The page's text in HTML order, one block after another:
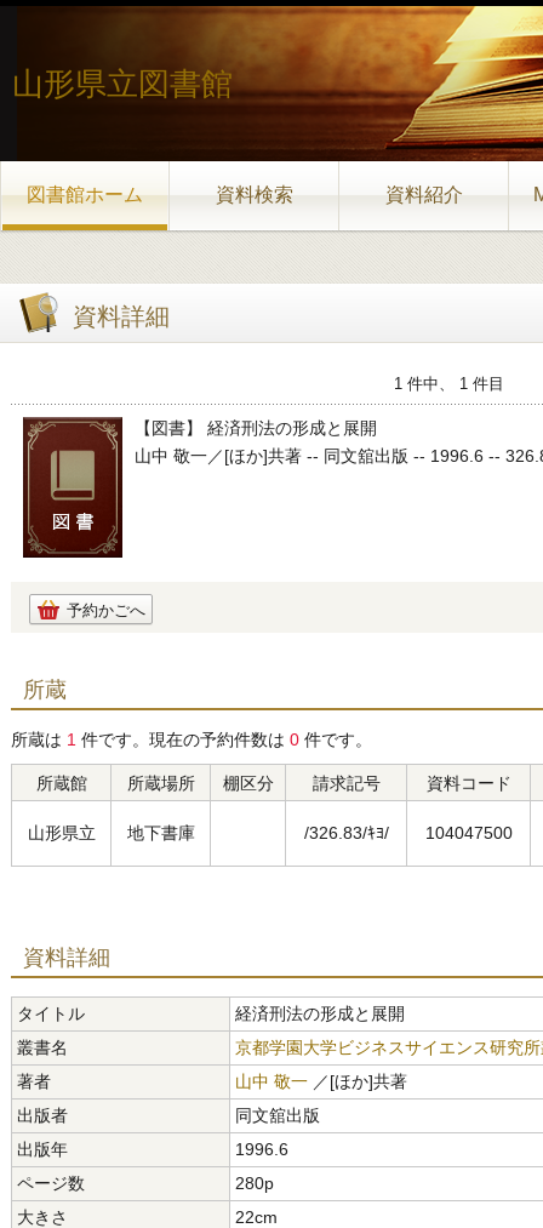
山形県立図書館
図書館ホーム 資料検索 資料紹介
資料詳細
1 件中、 1 件目
【図書】 経済刑法の形成と展開
山中 敬一／[ほか]共著 -- 同文舘出版 -- 1996.6 --
予約かごへ
所蔵
所蔵は 1 件です。現在の予約件数は 0 件です。
所蔵館 所蔵場所 棚区分 請求記号 資料コード
山形県立 地下書庫 /326.83/ｷﾖ/ 104047500
資料詳細
タイトル
経済刑法の形成と展開
叢書名
京都学園大学ビジネスサイエンス研究
著者
山中 敬一 ／[ほか]共著
出版者
同文舘出版
出版年
1996.6
ページ数
280p
大きさ
22cm